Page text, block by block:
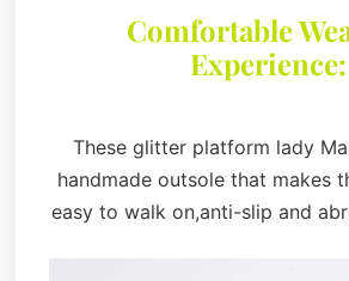
Comfortable
Experience:
These glitter platform lady
handmade outsole that makes
easy to walk on,anti-slip and